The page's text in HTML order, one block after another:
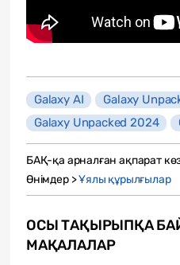
Galaxy AI
Galaxy
Galaxy Unpacked 2024
БАҚ-қа арналған ақпарат
Өнімдер >Ұялы құрылғылар
ОСЫ ТАҚЫРЫПҚА
МАҚАЛАЛАР